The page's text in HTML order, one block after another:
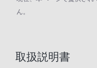
ん。
取扱説明書